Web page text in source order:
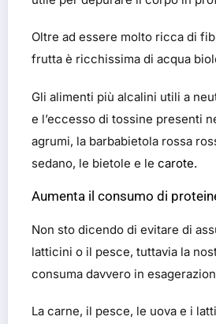
Oltre ad essere molto ricca di
frutta è ricchissima di acqua
Gli alimenti più alcalini utili a
e l’eccesso di tossine presenti
agrumi, la barbabietola rossa
sedano, le bietole e le carote.
Aumenta il consumo di
Non sto dicendo di evitare di
latticini o il pesce, tuttavia la
consuma davvero in
La carne, il pesce, le uova e i